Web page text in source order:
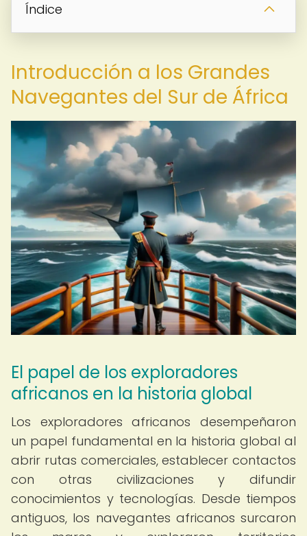
Índice
Introducción a los Grandes
Navegantes del Sur de África
El papel de los exploradores
africanos en la historia global
Los exploradores africanos desempeñaron
un papel fundamental en la historia global al
abrir rutas comerciales, establecer contactos
con otras civilizaciones y difundir
conocimientos y tecnologías. Desde tiempos
antiguos, los navegantes africanos surcaron